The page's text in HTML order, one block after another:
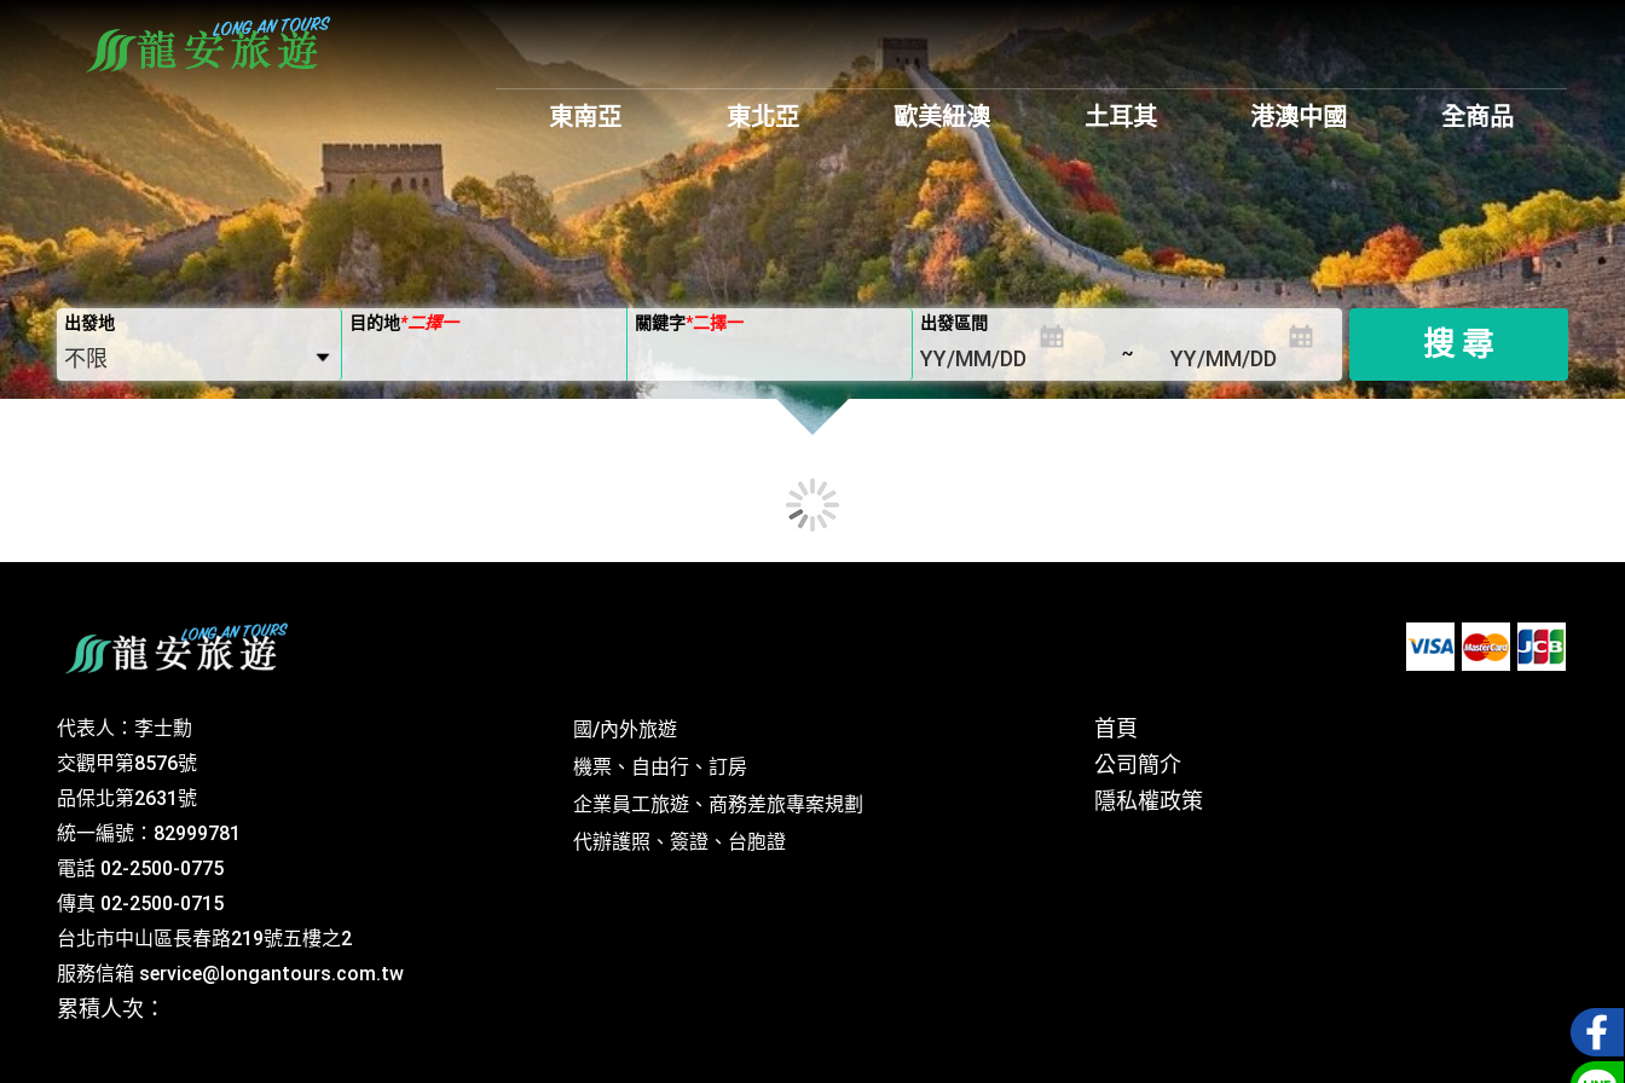
全商品
港澳中國
土耳其
歐美紐澳
東北亞
東南亞
出發地 目的地*二擇一 關鍵字*二擇一
出發區間
~
搜 尋
代表人：李士勳
交觀甲第8576號
品保北第2631號
統一編號：82999781
電話 02-2500-0775
傳真 02-2500-0715
台北市中山區長春路219號五樓之2
服務信箱 service@longantours.com.tw
累積人次：
國/內外旅遊
機票、自由行、訂房
企業員工旅遊、商務差旅專案規劃
代辦護照、簽證、台胞證
首頁
公司簡介
隱私權政策